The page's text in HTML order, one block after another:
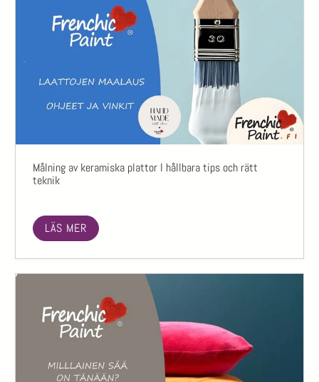
Målning av keramiska plattor I hållbara tips och rätt
teknik
LÄS MER